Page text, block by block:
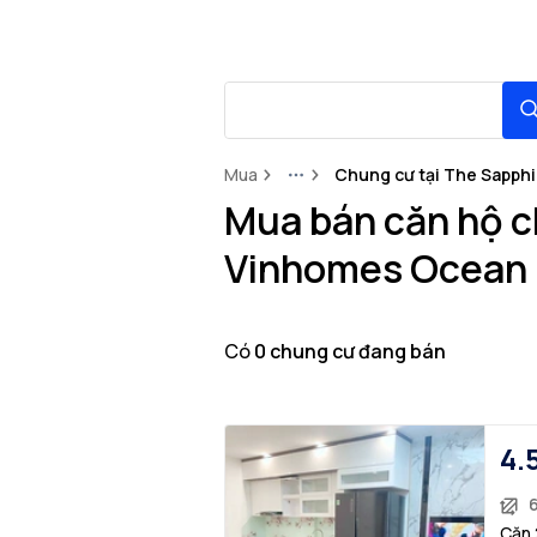
Mua MoreChung cư tại The
Mua bán căn hộ
Vinhomes Ocean
Có0 chung cưđang bán